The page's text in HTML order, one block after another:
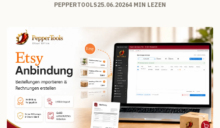
PEPPERTOOLS25.06.20264 MIN LEZEN